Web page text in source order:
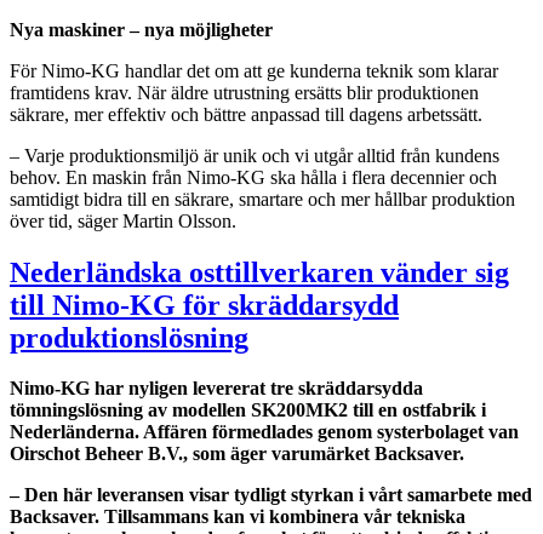
Nya maskiner – nya möjligheter
För Nimo-KG handlar det om att ge kunderna teknik som klarar
framtidens krav. När äldre utrustning ersätts blir produktionen
säkrare, mer effektiv och bättre anpassad till dagens arbetssätt.
– Varje produktionsmiljö är unik och vi utgår alltid från kundens
behov. En maskin från Nimo-KG ska hålla i flera decennier och
samtidigt bidra till en säkrare, smartare och mer hållbar produktion
över tid, säger Martin Olsson.
Nederländska osttillverkaren vänder sig
till Nimo-KG för skräddarsydd
produktionslösning
Nimo-KG har nyligen levererat tre skräddarsydda
tömningslösning av modellen SK200MK2 till en ostfabrik i
Nederländerna. Affären förmedlades genom systerbolaget van
Oirschot Beheer B.V., som äger varumärket Backsaver.
– Den här leveransen visar tydligt styrkan i vårt samarbete med
Backsaver. Tillsammans kan vi kombinera vår tekniska